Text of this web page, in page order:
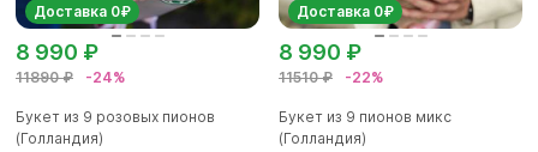
Доставка 0₽
11890 ₽ -24%
8 990 ₽
Букет из 9 розовых пионов
(Голландия)
Доставка 0₽
11510 ₽ -22%
8 990 ₽
Букет из 9 пионов микс
(Голландия)